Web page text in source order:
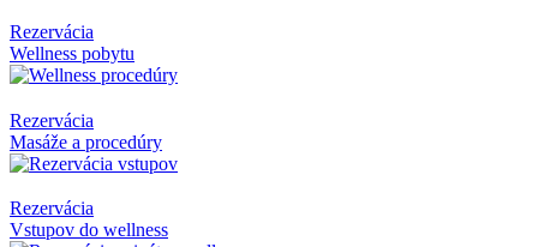
Rezervácia
Wellness pobytu
Rezervácia
Masáže a procedúry
Rezervácia
Vstupov do wellness